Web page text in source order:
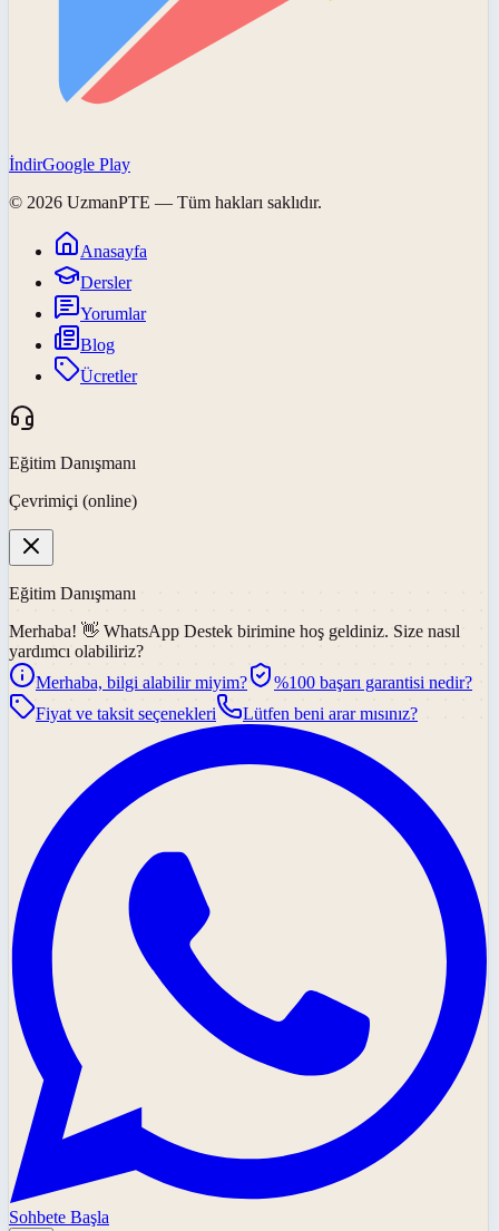
İndirGoogle Play
© 2026 UzmanPTE — Tüm hakları saklıdır.
Anasayfa
Dersler
Yorumlar
Blog
Ücretler
Eğitim Danışmanı
Çevrimiçi (online)
Eğitim Danışmanı
Merhaba! 👋 WhatsApp Destek birimine hoş geldiniz. Size nasıl
yardımcı olabiliriz?
Merhaba, bilgi alabilir miyim?
%100 başarı garantisi nedir?
Fiyat ve taksit seçenekleri
Lütfen beni arar mısınız?
Sohbete Başla